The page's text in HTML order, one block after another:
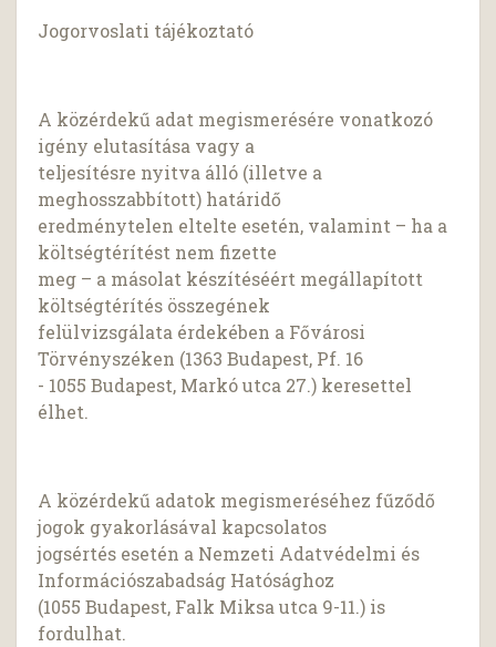
Jogorvoslati tájékoztató
A közérdekű adat megismerésére vonatkozó
igény elutasítása vagy a
teljesítésre nyitva álló (illetve a
meghosszabbított) határidő
eredménytelen eltelte esetén, valamint – ha a
költségtérítést nem fizette
meg – a másolat készítéséért megállapított
költségtérítés összegének
felülvizsgálata érdekében a Fővárosi
Törvényszéken (1363 Budapest, Pf. 16
- 1055 Budapest, Markó utca 27.) keresettel
élhet.
A közérdekű adatok megismeréséhez fűződő
jogok gyakorlásával kapcsolatos
jogsértés esetén a Nemzeti Adatvédelmi és
Információszabadság Hatósághoz
(1055 Budapest, Falk Miksa utca 9-11.) is
fordulhat.